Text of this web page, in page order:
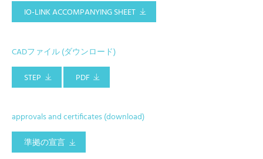
IO-LINK ACCOMPANYING SHEET
CADファイル (ダウンロード)
STEP
PDF
approvals and certificates (download)
準拠の宣言